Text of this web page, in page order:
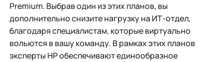
Premium. Выбрав один из этих планов, вы
дополнительно снизите нагрузку на ИТ-отдел,
благодаря специалистам, которые виртуально
вольются в вашу команду. В рамках этих планов
эксперты НР обеспечивают единообразное